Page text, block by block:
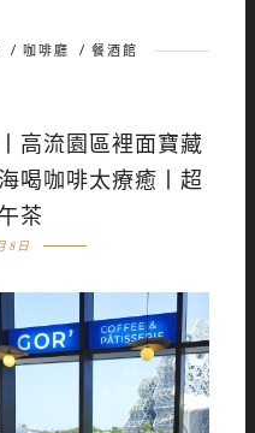
/ 咖啡廳 / 餐酒館
高流園區裡面寶藏
喝咖啡太療癒丨超
茶
8 日